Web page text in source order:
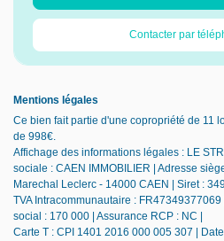
Contacter par
Mentions légales
Ce bien fait partie d'une copropriété de 11
de 998€.
Affichage des informations légales : LE
sociale : CAEN IMMOBILIER | Adresse
Marechal Leclerc - 14000 CAEN | Siret :
TVA Intracommunautaire :
social : 170 000 | Assurance RCP : NC |
Carte T : CPI 1401 2016 000 005 307 |